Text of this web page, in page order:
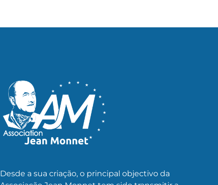
Desde a sua criação, o principal objectivo da